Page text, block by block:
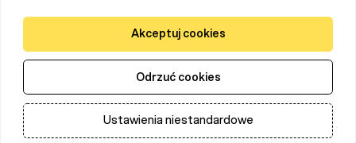
Akceptuj cookies
Odrzuć cookies
Ustawienia niestandardowe